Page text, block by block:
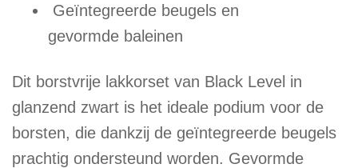
Geïntegreerde beugels en
gevormde baleinen
Dit borstvrije lakkorset van Black Level in
glanzend zwart is het ideale podium voor de
borsten, die dankzij de geïntegreerde beugels
prachtig ondersteund worden. Gevormde